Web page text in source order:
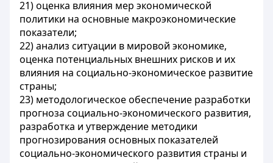
21) оценка влияния мер экономической
политики на основные макроэкономические
показатели;
22) анализ ситуации в мировой экономике,
оценка потенциальных внешних рисков и их
влияния на социально-экономическое развитие
страны;
23) методологическое обеспечение разработки
прогноза социально-экономического развития,
разработка и утверждение методики
прогнозирования основных показателей
социально-экономического развития страны и